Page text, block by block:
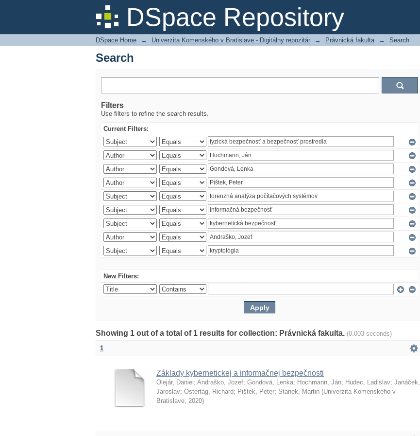
DSpace Repository
Search
DSpace Home → Univerzita Komenského v Bratislave - Digitálny repozitár → Právnická fakulta → Search
Search
Filters
Use filters to refine the search results.
Current Filters:
New Filters:
Showing 1 out of a total of 1 results for collection: Právnická fakulta. (0.003 seconds)
1
Základy kybernetickej a informačnej bezpečnosti
Olejár, Daniel ; Andraško, Jozef; Gondová, Lenka; Hochmann, Ján; Hudec, Ladislav; Janáček,
Jaroslav; Ostertág, Richard; Pištek, Peter; Stanek, Martin (Univerzita Komenského v
Bratislave, 2020)